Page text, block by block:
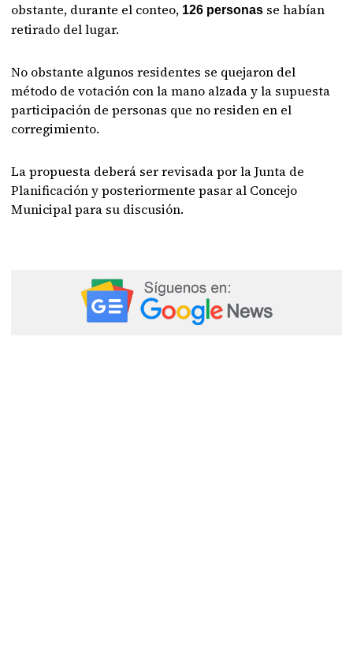
obstante, durante el conteo, 126 personas se habían
retirado del lugar.
No obstante algunos residentes se quejaron del
método de votación con la mano alzada y la supuesta
participación de personas que no residen en el
corregimiento.
La propuesta deberá ser revisada por la Junta de
Planificación y posteriormente pasar al Concejo
Municipal para su discusión.